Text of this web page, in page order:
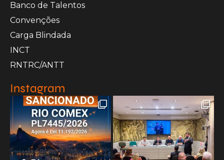
Banco de Talentos
Convenções
Carga Blindada
INCT
RNTRC/ANTT
Instagram